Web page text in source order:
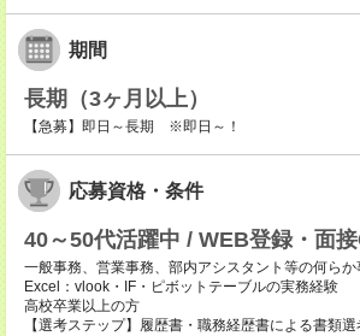
期間
長期（3ヶ月以上）
【急募】即日～長期 ※即日～！
応募資格・条件
40～50代活躍中 / WEB登録・面
一般事務、営業事務、部内アシスタント等の何らか
Excel：vlook・IF・ピボットテーブルの実務経験
高校卒業以上の方
【選考ステップ】履歴書・職務経歴書による書類